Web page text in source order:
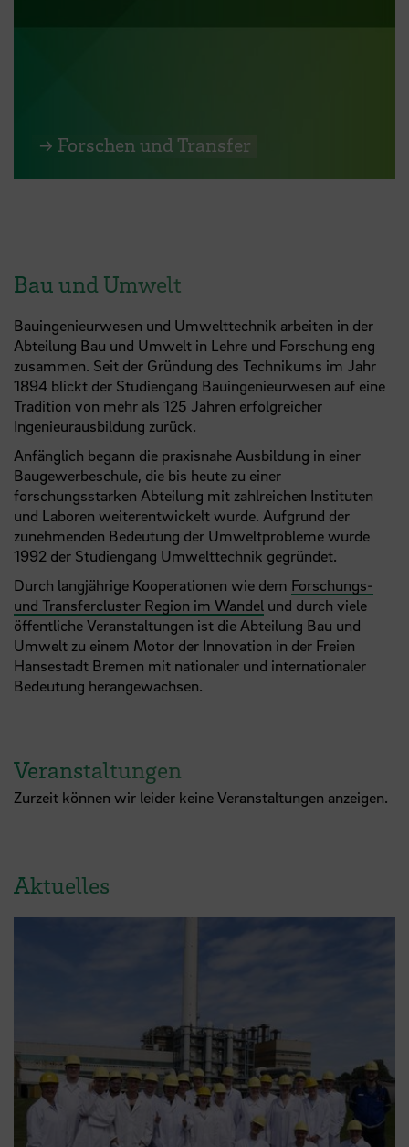
→ Forschen und Transfer
Bau und Umwelt
Bauingenieurwesen und Umwelttechnik arbeiten in der
Abteilung Bau und Umwelt in Lehre und Forschung eng
zusammen. Seit der Gründung des Technikums im Jahr
1894 blickt der Studiengang Bauingenieurwesen auf eine
Tradition von mehr als 125 Jahren erfolgreicher
Ingenieurausbildung zurück.
Anfänglich begann die praxisnahe Ausbildung in einer
Baugewerbeschule, die bis heute zu einer
forschungsstarken Abteilung mit zahlreichen Instituten
und Laboren weiterentwickelt wurde. Aufgrund der
zunehmenden Bedeutung der Umweltprobleme wurde
1992 der Studiengang Umwelttechnik gegründet.
Durch langjährige Kooperationen wie dem Forschungs-
und Transfercluster Region im Wandel und durch viele
öffentliche Veranstaltungen ist die Abteilung Bau und
Umwelt zu einem Motor der Innovation in der Freien
Hansestadt Bremen mit nationaler und internationaler
Bedeutung herangewachsen.
Veranstaltungen
Zurzeit können wir leider keine Veranstaltungen anzeigen.
Aktuelles